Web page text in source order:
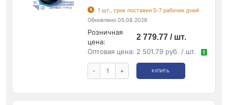
1 шт., срок поставки 5-7 рабочих дней
Обновлено 05.08.2026
Розничная
цена:
2 779.77 / шт.
Оптовая цена: 2 501.79 руб. / шт. !
- + КУПИТЬ